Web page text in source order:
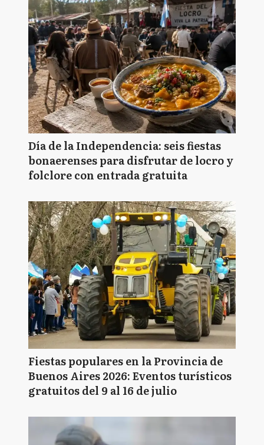
Día de la Independencia: seis fiestas
bonaerenses para disfrutar de locro y
folclore con entrada gratuita
Fiestas populares en la Provincia de
Buenos Aires 2026: Eventos turísticos
gratuitos del 9 al 16 de julio